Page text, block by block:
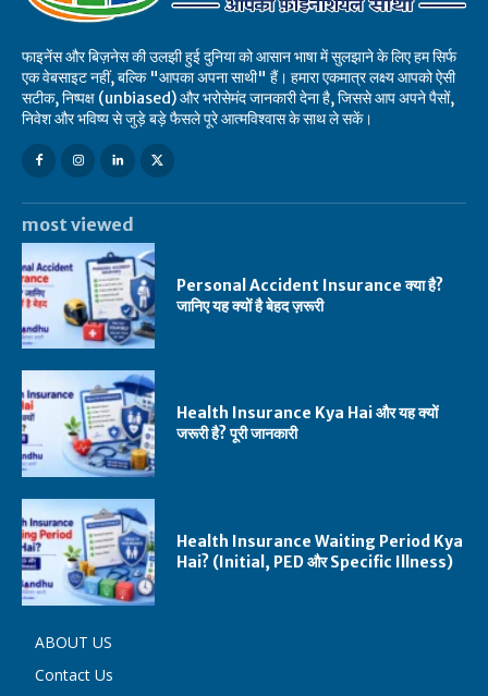
फाइनेंस और बिज़नेस की उलझी हुई दुनिया को आसान भाषा में सुलझाने के लिए हम सिर्फ
एक वेबसाइट नहीं, बल्कि "आपका अपना साथी" हैं। हमारा एकमात्र लक्ष्य आपको ऐसी
सटीक, निष्पक्ष (unbiased) और भरोसेमंद जानकारी देना है, जिससे आप अपने पैसों,
निवेश और भविष्य से जुड़े बड़े फैसले पूरे आत्मविश्वास के साथ ले सकें।
most viewed
Personal Accident Insurance क्या है?
जानिए यह क्यों है बेहद ज़रूरी
Health Insurance Kya Hai और यह क्यों
जरूरी है? पूरी जानकारी
Health Insurance Waiting Period Kya
Hai? (Initial, PED और Specific Illness)
ABOUT US
Contact Us